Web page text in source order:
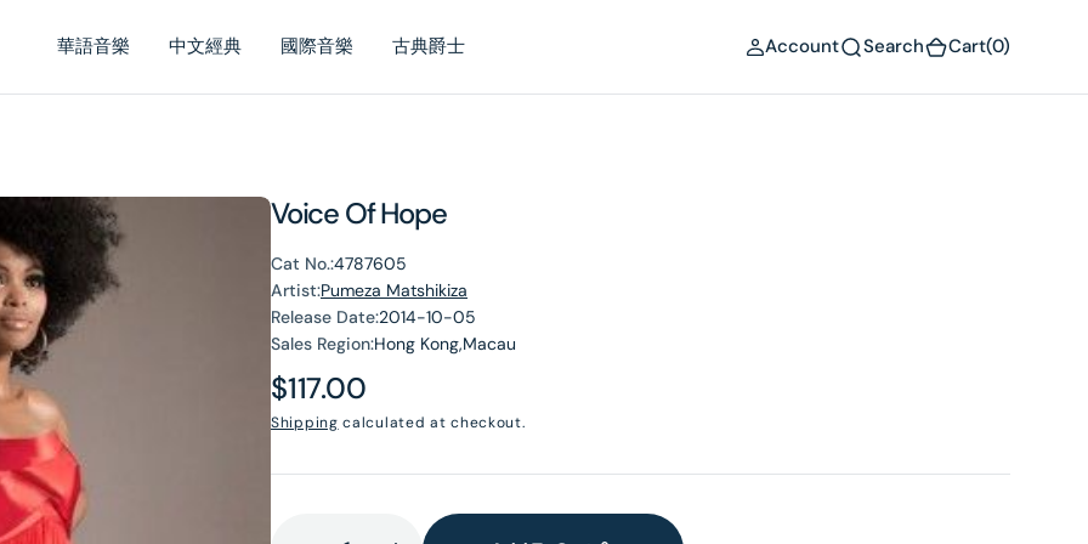
華語音樂 中文經典 國際音樂 古典爵士 Account Search Cart(0)
Voice Of Hope
Cat No.:4787605
Artist:Pumeza Matshikiza
Release Date:2014-10-05
Sales Region:Hong Kong,Macau
Regular
price
$117.00
Shipping calculated at checkout.